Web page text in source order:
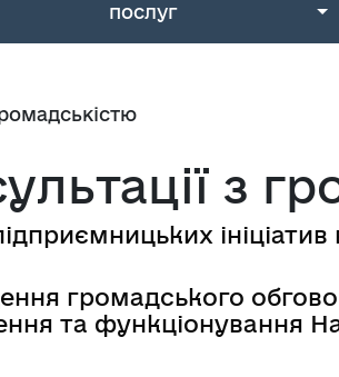
послуг
з
ініціатив
громадського
та функціонування